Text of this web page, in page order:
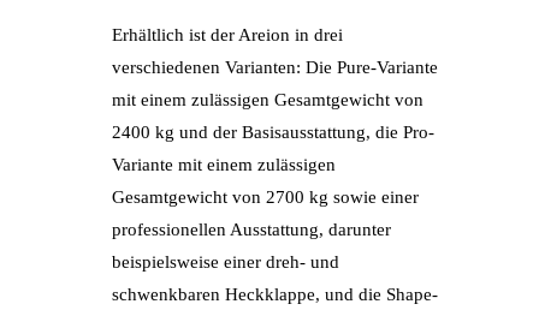
Erhältlich ist der Areion in drei
verschiedenen Varianten: Die Pure-Variante
mit einem zulässigen Gesamtgewicht von
2400 kg und der Basisausstattung, die Pro-
Variante mit einem zulässigen
Gesamtgewicht von 2700 kg sowie einer
professionellen Ausstattung, darunter
beispielsweise einer dreh- und
schwenkbaren Heckklappe, und die Shape-